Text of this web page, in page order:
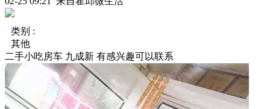
类别 :
其他
二手小吃房车 九成新 有感兴趣可以联系